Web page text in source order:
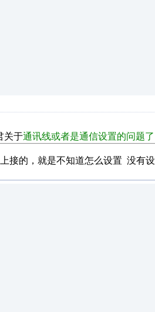
关于通讯线或者是通信设置的问题
接的，就是不知道怎么设置 没有